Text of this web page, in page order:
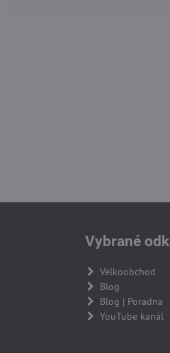
Vybrané
Velkoobchod
Blog
Blog | Poradna
YouTube kanál